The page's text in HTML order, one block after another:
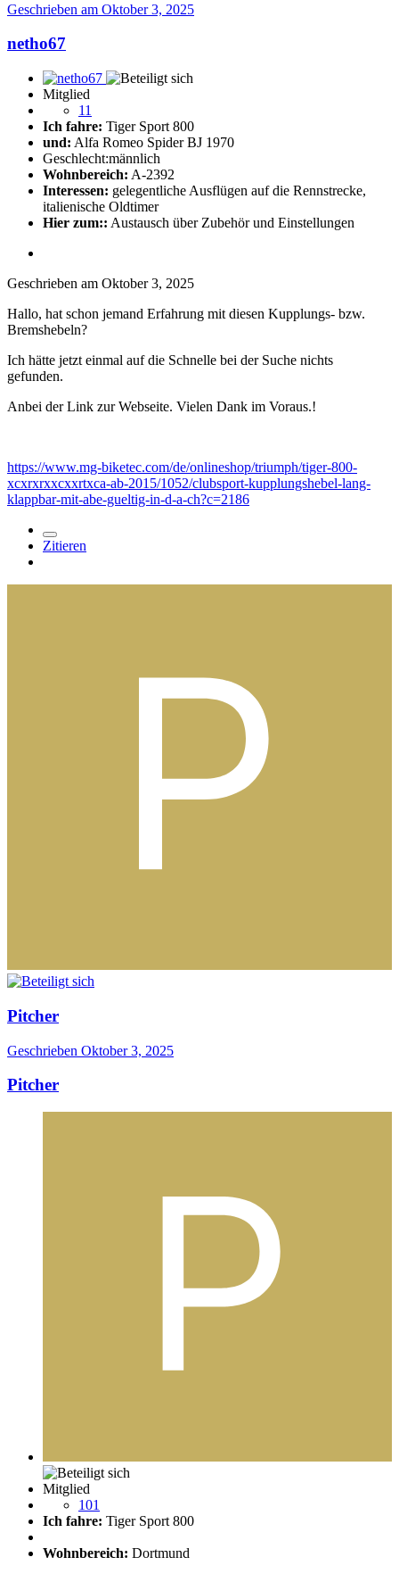
Geschrieben am Oktober 3, 2025
netho67
Mitglied
11
Ich fahre: Tiger Sport 800
und: Alfa Romeo Spider BJ 1970
Geschlecht:männlich
Wohnbereich: A-2392
Interessen: gelegentliche Ausflügen auf die Rennstrecke,
italienische Oldtimer
Hier zum:: Austausch über Zubehör und Einstellungen
Geschrieben am Oktober 3, 2025
Hallo, hat schon jemand Erfahrung mit diesen Kupplungs- bzw.
Bremshebeln?
Ich hätte jetzt einmal auf die Schnelle bei der Suche nichts
gefunden.
Anbei der Link zur Webseite. Vielen Dank im Voraus.!
https://www.mg-biketec.com/de/onlineshop/triumph/tiger-800-
xcxrxrxxcxxrtxca-ab-2015/1052/clubsport-kupplungshebel-lang-
klappbar-mit-abe-gueltig-in-d-a-ch?c=2186
Zitieren
Pitcher
Geschrieben Oktober 3, 2025
Pitcher
Mitglied
101
Ich fahre: Tiger Sport 800
Wohnbereich: Dortmund